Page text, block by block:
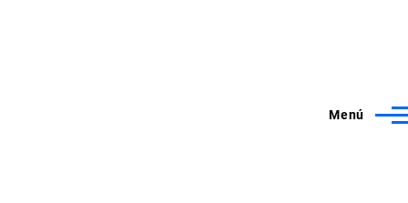
Menú